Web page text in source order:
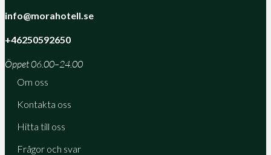
info@morahotell.se
+46250592650
Öppet 06.00–24.00
Om oss
Kontakta oss
Hitta till oss
Frågor och svar